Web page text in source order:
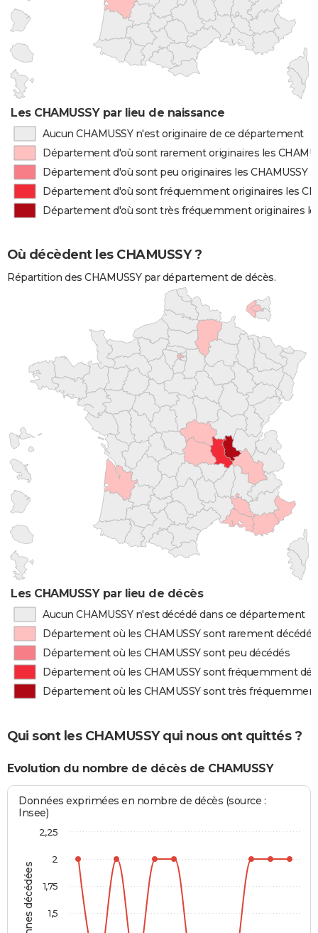
Les CHAMUSSY par lieu de naissance
Aucun CHAMUSSY n'est originaire de ce département
Département d'où sont rarement originaires les
Département d'où sont peu originaires les CHAMUSSY
Département d'où sont fréquemment originaires les
Département d'où sont très fréquemment originaires
Où décèdent les CHAMUSSY ?
Répartition des CHAMUSSY par département de décès.
Les CHAMUSSY par lieu de décès
Aucun CHAMUSSY n'est décédé dans ce département
Département où les CHAMUSSY sont rarement décédés
Département où les CHAMUSSY sont peu décédés
Département où les CHAMUSSY sont fréquemment
Département où les CHAMUSSY sont très
Qui sont les CHAMUSSY qui nous ont quittés ?
Evolution du nombre de décès de CHAMUSSY
Données exprimées en nombre de décès (source :
Insee)
1,5
1,75
2
2,25